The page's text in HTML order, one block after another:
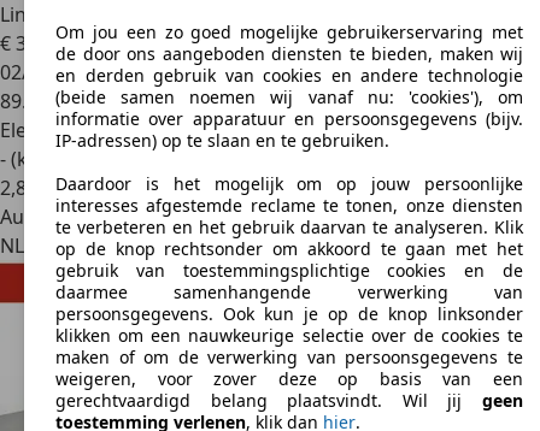
Line
€ 35.549
02/2023
89.169 km
Elektrisch
- (kWh/100 km)
2,8
Autobedrijf
NL 1101 CLAmsterdam
Om jou een zo goed mogelijke gebruikerservaring met
de door ons aangeboden diensten te bieden, maken wij
en derden gebruik van cookies en andere technologie
(beide samen noemen wij vanaf nu: 'cookies'), om
informatie over apparatuur en persoonsgegevens (bijv.
IP-adressen) op te slaan en te gebruiken.
Daardoor is het mogelijk om op jouw persoonlijke
interesses afgestemde reclame te tonen, onze diensten
te verbeteren en het gebruik daarvan te analyseren. Klik
op de knop rechtsonder om akkoord te gaan met het
gebruik van toestemmingsplichtige cookies en de
daarmee samenhangende verwerking van
persoonsgegevens. Ook kun je op de knop linksonder
klikken om een nauwkeurige selectie over de cookies te
maken of om de verwerking van persoonsgegevens te
weigeren, voor zover deze op basis van een
gerechtvaardigd belang plaatsvindt. Wil jij geen
toestemming verlenen, klik dan hier.